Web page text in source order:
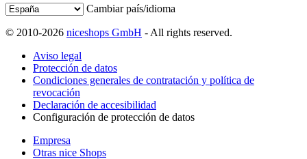
Cambiar país/idioma
© 2010-2026 niceshops GmbH - All rights reserved.
Aviso legal
Protección de datos
Condiciones generales de contratación y política de
revocación
Declaración de accesibilidad
Configuración de protección de datos
Empresa
Otras nice Shops